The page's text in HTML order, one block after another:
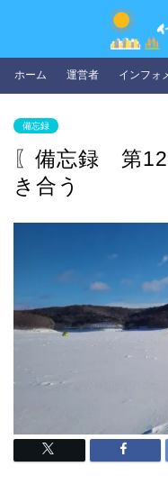
ホーム 運営者 インフォ
備忘録
〖備忘録 第
き合う